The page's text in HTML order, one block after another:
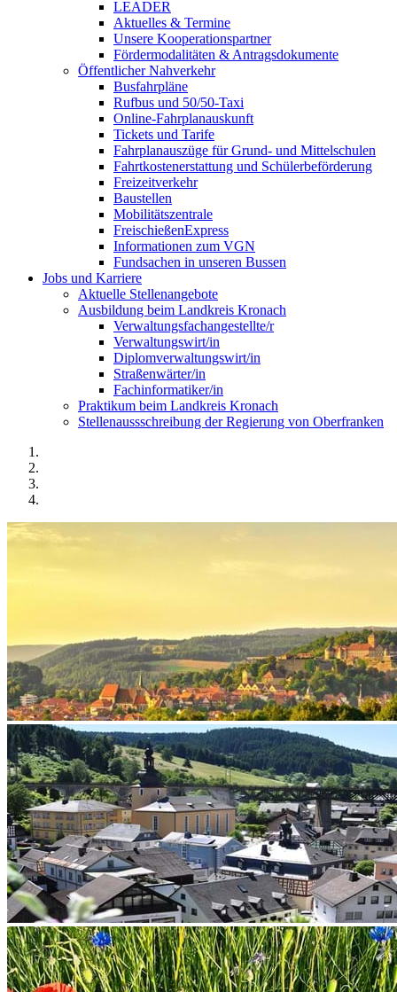
LEADER
Aktuelles & Termine
Unsere Kooperationspartner
Fördermodalitäten & Antragsdokumente
Öffentlicher Nahverkehr
Busfahrpläne
Rufbus und 50/50-Taxi
Online-Fahrplanauskunft
Tickets und Tarife
Fahrplanauszüge für Grund- und Mittelschulen
Fahrtkostenerstattung und Schülerbeförderung
Freizeitverkehr
Baustellen
Mobilitätszentrale
FreischießenExpress
Informationen zum VGN
Fundsachen in unseren Bussen
Jobs und Karriere
Aktuelle Stellenangebote
Ausbildung beim Landkreis Kronach
Verwaltungsfachangestellte/r
Verwaltungswirt/in
Diplomverwaltungswirt/in
Straßenwärter/in
Fachinformatiker/in
Praktikum beim Landkreis Kronach
Stellenaussschreibung der Regierung von Oberfranken